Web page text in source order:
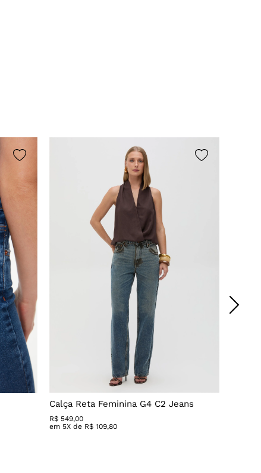
Calça Reta Feminina G4 C2 Jeans
R$ 549,00
em 5X de R$ 109,80